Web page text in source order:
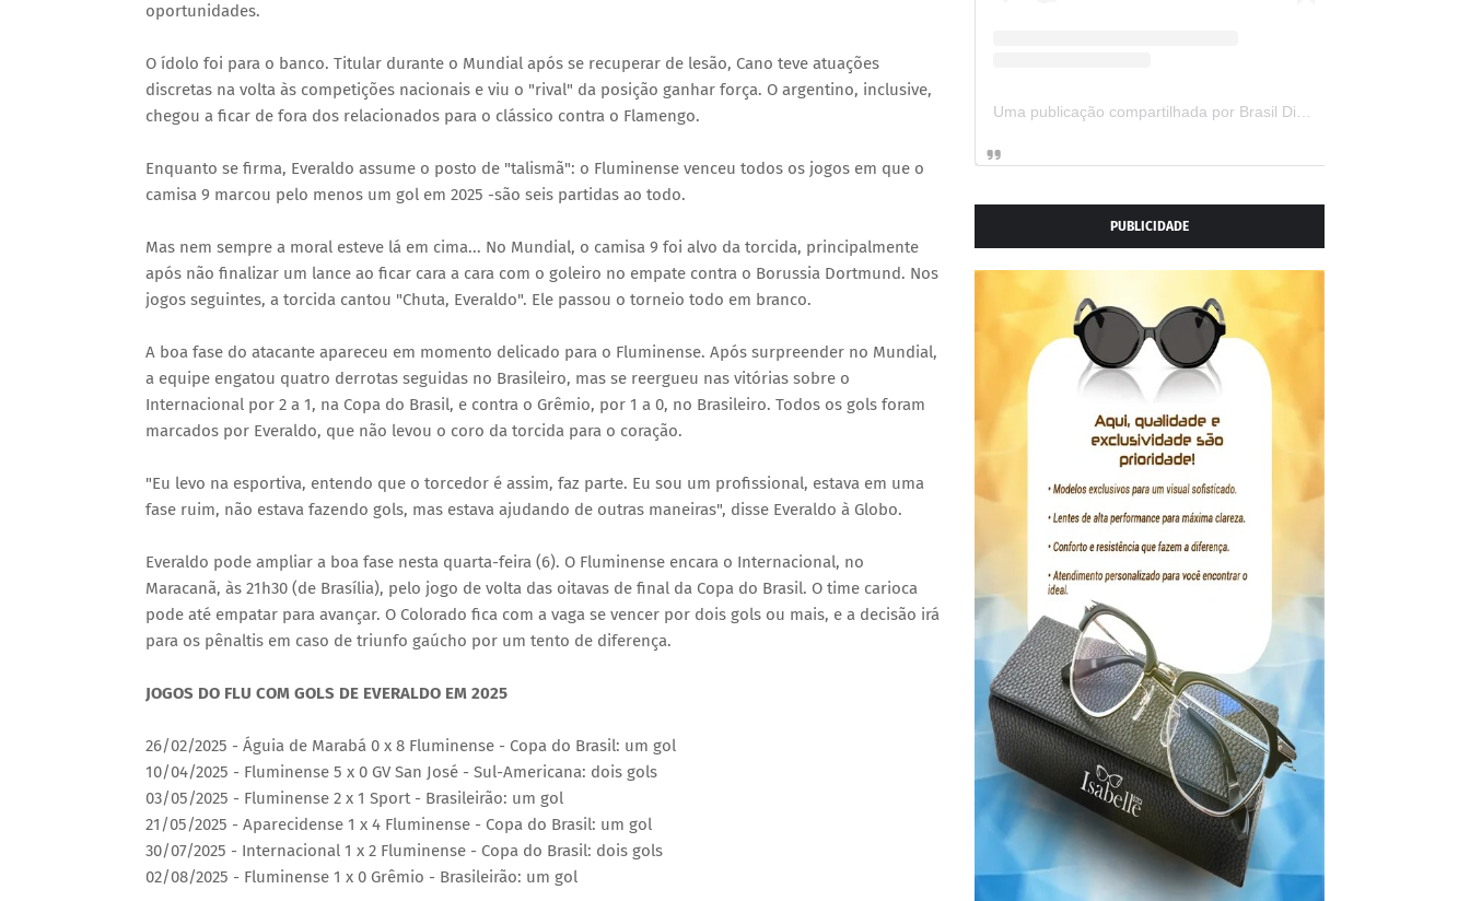
oportunidades.
O ídolo foi para o banco. Titular durante o Mundial após se recuperar de lesão, Cano teve atuações
discretas na volta às competições nacionais e viu o "rival" da posição ganhar força. O argentino, inclusive,
chegou a ficar de fora dos relacionados para o clássico contra o Flamengo.
Enquanto se firma, Everaldo assume o posto de "talismã": o Fluminense venceu todos os jogos em que o
camisa 9 marcou pelo menos um gol em 2025 -são seis partidas ao todo.
Mas nem sempre a moral esteve lá em cima... No Mundial, o camisa 9 foi alvo da torcida, principalmente
após não finalizar um lance ao ficar cara a cara com o goleiro no empate contra o Borussia Dortmund. Nos
jogos seguintes, a torcida cantou "Chuta, Everaldo". Ele passou o torneio todo em branco.
A boa fase do atacante apareceu em momento delicado para o Fluminense. Após surpreender no Mundial,
a equipe engatou quatro derrotas seguidas no Brasileiro, mas se reergueu nas vitórias sobre o
Internacional por 2 a 1, na Copa do Brasil, e contra o Grêmio, por 1 a 0, no Brasileiro. Todos os gols foram
marcados por Everaldo, que não levou o coro da torcida para o coração.
"Eu levo na esportiva, entendo que o torcedor é assim, faz parte. Eu sou um profissional, estava em uma
fase ruim, não estava fazendo gols, mas estava ajudando de outras maneiras", disse Everaldo à Globo.
Everaldo pode ampliar a boa fase nesta quarta-feira (6). O Fluminense encara o Internacional, no
Maracanã, às 21h30 (de Brasília), pelo jogo de volta das oitavas de final da Copa do Brasil. O time carioca
pode até empatar para avançar. O Colorado fica com a vaga se vencer por dois gols ou mais, e a decisão irá
para os pênaltis em caso de triunfo gaúcho por um tento de diferença.
JOGOS DO FLU COM GOLS DE EVERALDO EM 2025
26/02/2025 - Águia de Marabá 0 x 8 Fluminense - Copa do Brasil: um gol
10/04/2025 - Fluminense 5 x 0 GV San José - Sul-Americana: dois gols
03/05/2025 - Fluminense 2 x 1 Sport - Brasileirão: um gol
21/05/2025 - Aparecidense 1 x 4 Fluminense - Copa do Brasil: um gol
30/07/2025 - Internacional 1 x 2 Fluminense - Copa do Brasil: dois gols
02/08/2025 - Fluminense 1 x 0 Grêmio - Brasileirão: um gol
PUBLICIDADE